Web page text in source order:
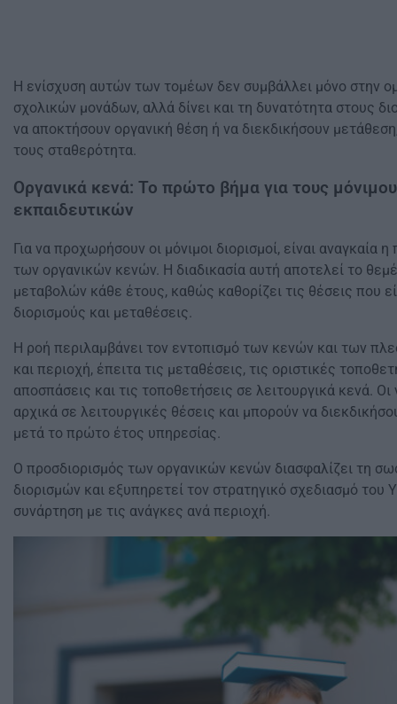
Η ενίσχυση αυτών των τομέων δεν συμβάλλει μόνο στην
σχολικών μονάδων, αλλά δίνει και τη δυνατότητα στους
να αποκτήσουν οργανική θέση ή να διεκδικήσουν
τους σταθερότητα.
Οργανικά κενά: Το πρώτο βήμα για τους
εκπαιδευτικών
Για να προχωρήσουν οι μόνιμοι διορισμοί, είναι αναγκαία
των οργανικών κενών. Η διαδικασία αυτή αποτελεί το
μεταβολών κάθε έτους, καθώς καθορίζει τις θέσεις που
διορισμούς και μεταθέσεις.
Η ροή περιλαμβάνει τον εντοπισμό των κενών και των
και περιοχή, έπειτα τις μεταθέσεις, τις οριστικές
αποσπάσεις και τις τοποθετήσεις σε λειτουργικά κενά. Οι
αρχικά σε λειτουργικές θέσεις και μπορούν να
μετά το πρώτο έτος υπηρεσίας.
Ο προσδιορισμός των οργανικών κενών διασφαλίζει τη
διορισμών και εξυπηρετεί τον στρατηγικό σχεδιασμό του
συνάρτηση με τις ανάγκες ανά περιοχή.